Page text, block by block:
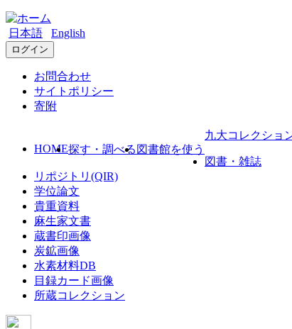
日本語 English
ログイン
お問合わせ
サイトポリシー
寄附
HOME探す・調べる 図書館を使う
九大コレクショ
図書・雑誌
リポジトリ(QIR)
学位論文
貴重資料
麻生家文書
蔵書印画像
炭鉱画像
水素材料DB
目録カード画像
所蔵コレクション